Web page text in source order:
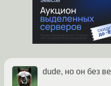
dude, но он без